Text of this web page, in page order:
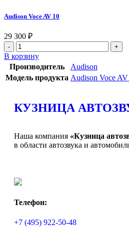
Audison Voce AV 10
29 300 ₽
В корзину
Производитель
Audison
Модель продукта Audison Voce
КУЗНИЦА
Наша компания «Кузница
в области автозвука и
Телефон:
+7 (495) 922-50-48